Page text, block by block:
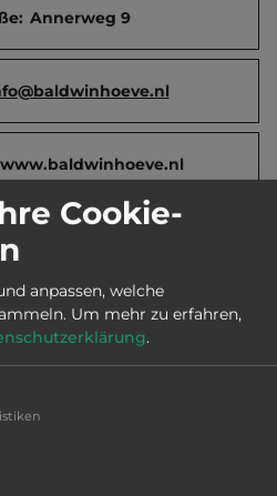
Annerweg 9
www.baldwinhoeve.nl
0031 592 271629
Cookie-
anpassen, welche
Um mehr zu erfahren,
.